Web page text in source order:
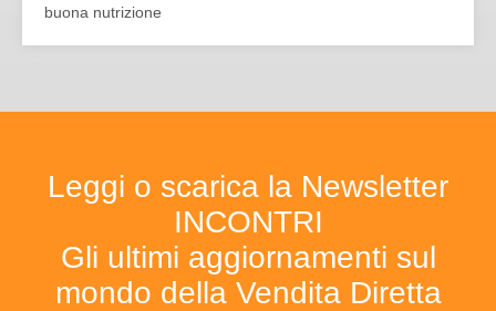
buona nutrizione
Leggi o scarica la Newsletter
INCONTRI
Gli ultimi aggiornamenti sul
mondo della Vendita Diretta